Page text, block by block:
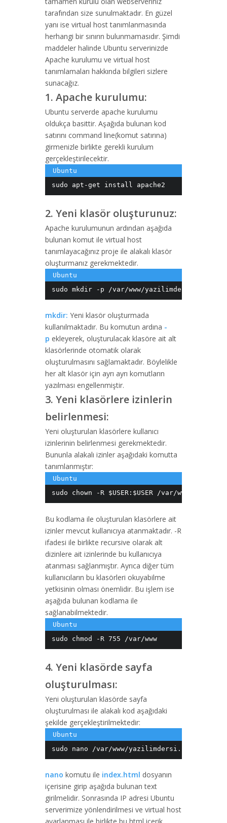
tarafından size sunulmaktadır. En güzel
yanı ise virtual host tanımlanmasında
herhangi bir sınırın bulunmamasıdır. Şimdi
maddeler halinde Ubuntu serverinizde
Apache kurulumu ve virtual host
tanımlamaları hakkında bilgileri sizlere
sunacağız.
1. Apache kurulumu:
Ubuntu serverde apache kurulumu
oldukça basittir. Aşağıda bulunan kod
satırını command line(komut satırına)
girmenizle birlikte gerekli kurulum
gerçekleştirilecektir.
sudo apt-get install apache2
2. Yeni klasör oluşturunuz:
Apache kurulumunun ardından aşağıda
bulunan komut ile virtual host
tanımlayacağınız proje ile alakalı klasör
oluşturmanız gerekmektedir.
sudo mkdir -p /var/www/yazilimdersi.info/
mkdir: Yeni klasör oluşturmada
kullanılmaktadır. Bu komutun ardına -
p ekleyerek, oluşturulacak klasöre ait alt
klasörlerinde otomatik olarak
oluşturulmasını sağlamaktadır. Böylelikle
her alt klasör için ayrı ayrı komutların
yazılması engellenmiştir.
3. Yeni klasörlere izinlerin
belirlenmesi:
Yeni oluşturulan klasörlere kullanıcı
izinlerinin belirlenmesi gerekmektedir.
Bununla alakalı izinler aşağıdaki komutta
tanımlanmıştır:
sudo chown -R $USER:$USER /var/www/
Bu kodlama ile oluşturulan klasörlere ait
izinler mevcut kullanıcıya atanmaktadır. -R
ifadesi ile birlikte recursive olarak alt
dizinlere ait izinlerinde bu kullanıcıya
atanması sağlanmıştır. Ayrıca diğer tüm
kullanıcıların bu klasörleri okuyabilme
yetkisinin olması önemlidir. Bu işlem ise
aşağıda bulunan kodlama ile
sağlanabilmektedir.
sudo chmod -R 755 /var/www
4. Yeni klasörde sayfa
oluşturulması:
Yeni oluşturulan klasörde sayfa
oluşturulması ile alakalı kod aşağıdaki
şekilde gerçekleştirilmektedir:
sudo nano /var/www/yazilimdersi.info/
nano komutu ile index.html dosyanın
içerisine girip aşağıda bulunan text
girilmelidir. Sonrasında IP adresi Ubuntu
serverimize yönlendirilmesi ve virtual host